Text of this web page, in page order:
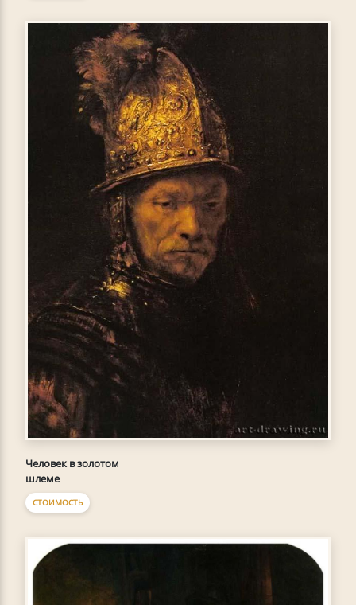
Человек в золотом
шлеме
СТОИМОСТЬ